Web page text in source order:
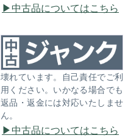
中古品についてはこちら
壊れています。自己責任でご利
用ください。いかなる場合でも
返品・返金には対応いたしませ
ん。
中古品についてはこちら